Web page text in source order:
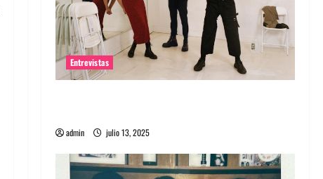
Entrevistas
admin julio 13, 2025